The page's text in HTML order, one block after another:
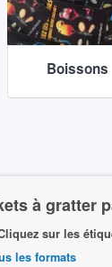
Boissons
à gratter
sur les
les formats